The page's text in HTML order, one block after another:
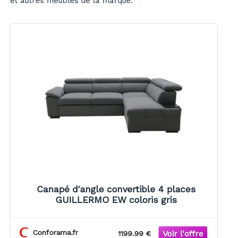
Canapé d'angle convertible 4 places
GUILLERMO EW coloris gris
Conforama.fr 1199.99 €